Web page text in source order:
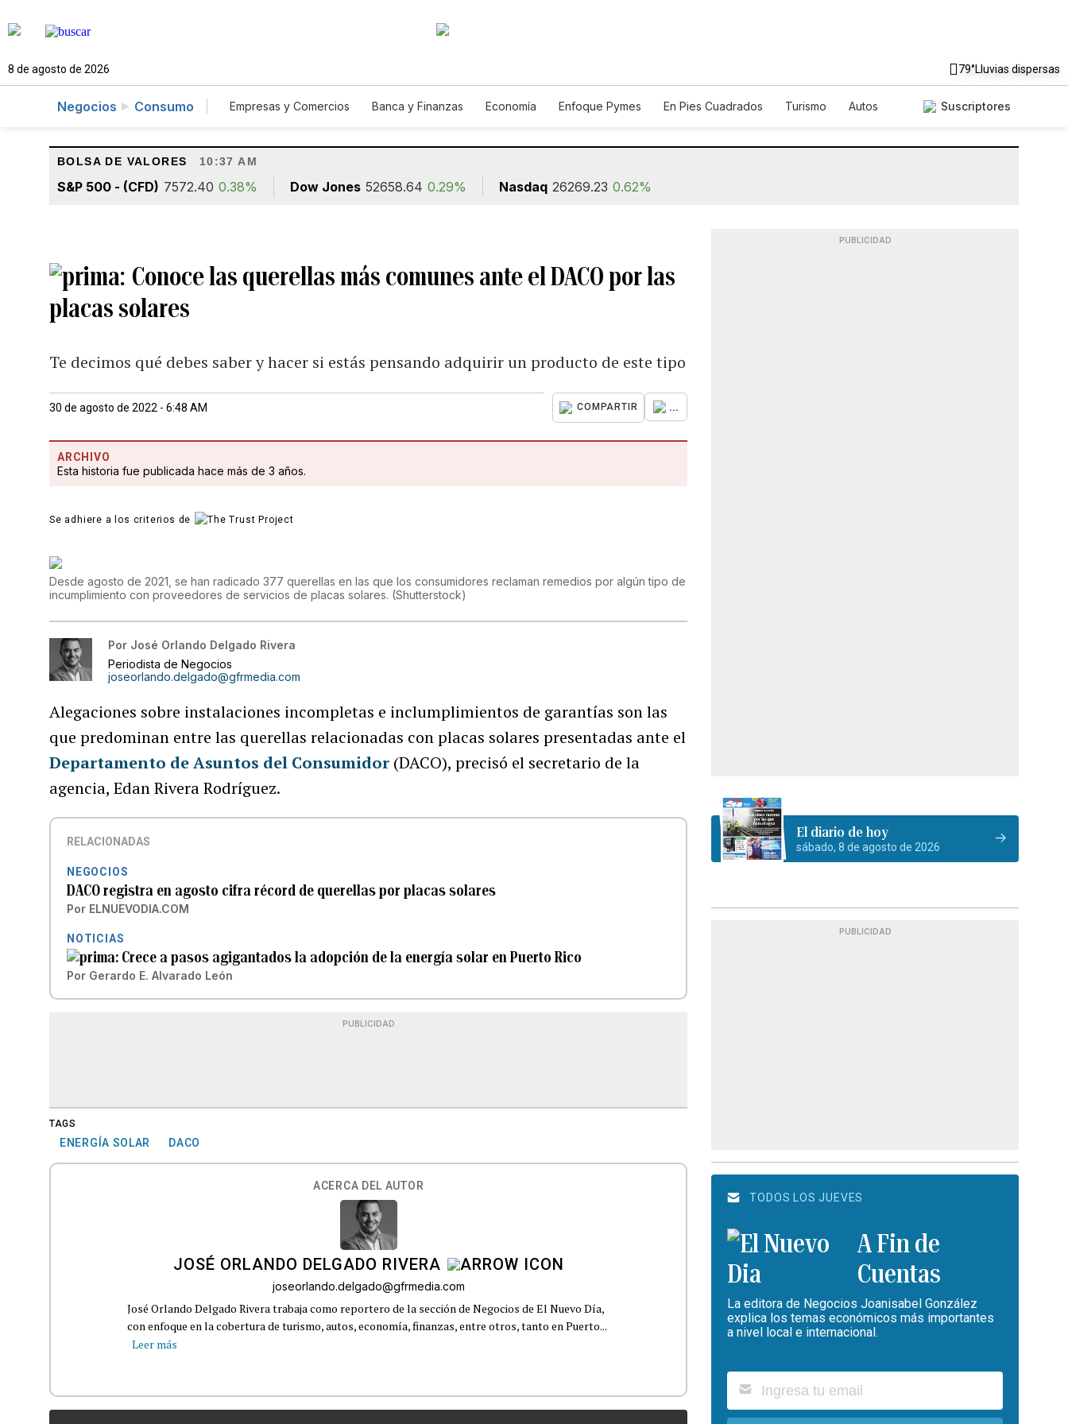
8 de agosto de 2026 79°Lluvias dispersas
Negocios Consumo Empresas y Comercios Banca y Finanzas Economía Enfoque Pymes En Pies Cuadrados Turismo
Autos
Suscriptores
BOLSA DE VALORES 10:37 AM
S&P 500 - (CFD) 7572.40 0.38% Dow Jones 52658.64 0.29% Nasdaq 26269.23 0.62%
Conoce las querellas más comunes ante el DACO por las
placas solares
Te decimos qué debes saber y hacer si estás pensando adquirir un producto de este tipo
30 de agosto de 2022 - 6:48 AM COMPARTIR ...
ARCHIVO
Esta historia fue publicada hace más de 3 años.
Se adhiere a los criterios de
Desde agosto de 2021, se han radicado 377 querellas en las que los consumidores reclaman remedios por algún tipo de
incumplimiento con proveedores de servicios de placas solares. (Shutterstock)
Por José Orlando Delgado Rivera
Periodista de Negocios
joseorlando.delgado@gfrmedia.com
Alegaciones sobre instalaciones incompletas e inclumplimientos de garantías son las
que predominan entre las querellas relacionadas con placas solares presentadas ante el
Departamento de Asuntos del Consumidor (DACO), precisó el secretario de la
agencia, Edan Rivera Rodríguez.
RELACIONADAS
NEGOCIOS
DACO registra en agosto cifra récord de querellas por placas solares
Por ELNUEVODIA.COM
NOTICIAS
Crece a pasos agigantados la adopción de la energía solar en Puerto Rico
Por Gerardo E. Alvarado León
PUBLICIDAD
TAGS
ENERGÍA SOLAR DACO
ACERCA DEL AUTOR
JOSÉ ORLANDO DELGADO RIVERA
joseorlando.delgado@gfrmedia.com
José Orlando Delgado Rivera trabaja como reportero de la sección de Negocios de El Nuevo Día,
con enfoque en la cobertura de turismo, autos, economía, finanzas, entre otros, tanto en Puerto...
Leer más
PUBLICIDAD
El diario de hoy
sábado, 8 de agosto de 2026
PUBLICIDAD
TODOS LOS JUEVES
A Fin de
Cuentas
La editora de Negocios Joanisabel González
explica los temas económicos más importantes
a nivel local e internacional.